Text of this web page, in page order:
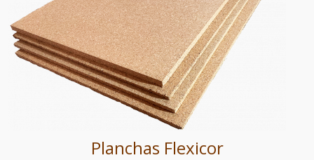
Planchas Flexicor